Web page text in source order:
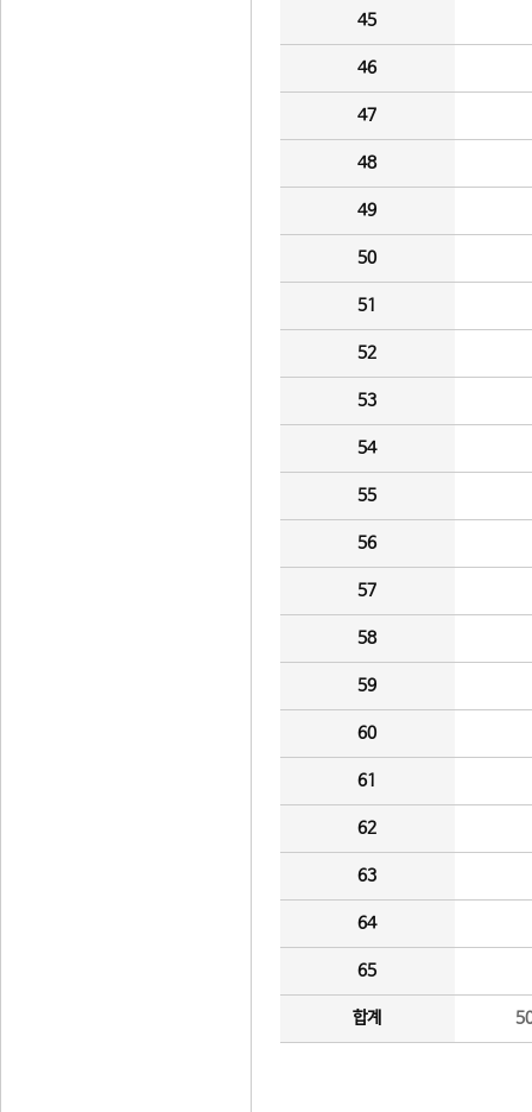
45
46
47
48
49
50
51
52
53
54
55
56
57
58
59
60
61
62
63
64
65
합계